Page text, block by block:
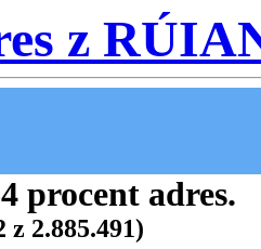
z
procent adres.
z 2.885.491)